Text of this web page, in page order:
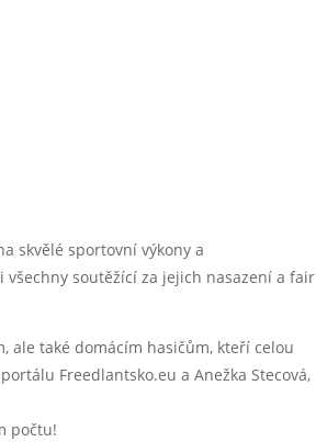
skvělé sportovní výkony a
soutěžící za jejich nasazení a fair
ale také domácím hasičům, kteří celou
Freedlantsko.eu a Anežka Stecová,
počtu!